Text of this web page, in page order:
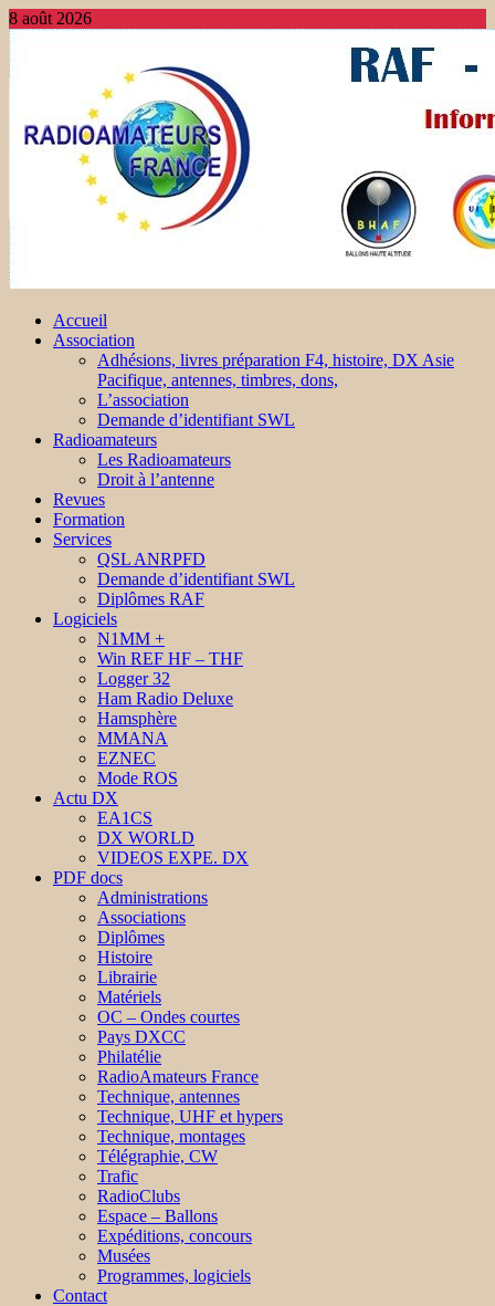
8 août 2026
Accueil
Association
Adhésions, livres préparation F4, histoire, DX Asie
Pacifique, antennes, timbres, dons,
L’association
Demande d’identifiant SWL
Radioamateurs
Les Radioamateurs
Droit à l’antenne
Revues
Formation
Services
QSL ANRPFD
Demande d’identifiant SWL
Diplômes RAF
Logiciels
N1MM +
Win REF HF – THF
Logger 32
Ham Radio Deluxe
Hamsphère
MMANA
EZNEC
Mode ROS
Actu DX
EA1CS
DX WORLD
VIDEOS EXPE. DX
PDF docs
Administrations
Associations
Diplômes
Histoire
Librairie
Matériels
OC – Ondes courtes
Pays DXCC
Philatélie
RadioAmateurs France
Technique, antennes
Technique, UHF et hypers
Technique, montages
Télégraphie, CW
Trafic
RadioClubs
Espace – Ballons
Expéditions, concours
Musées
Programmes, logiciels
Contact